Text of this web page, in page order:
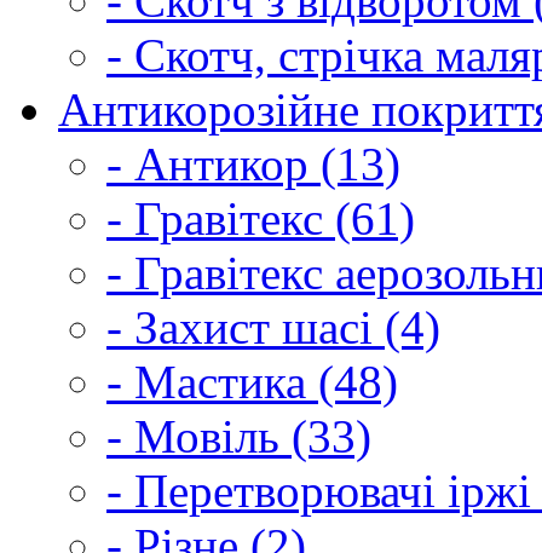
- Скотч, стрічка
Антикорозійне
- Антикор (13)
- Гравітекс (61)
- Гравітекс
- Захист шасі (4)
- Мастика (48)
- Мовіль (33)
- Перетворювачі